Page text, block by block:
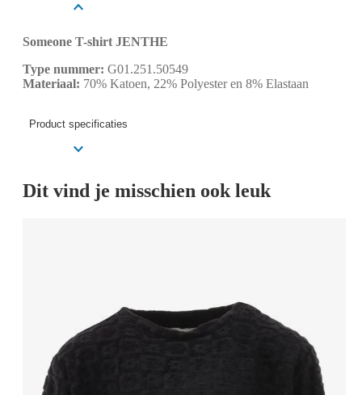
Someone T-shirt JENTHE
Type nummer: G01.251.50549
Materiaal: 70% Katoen, 22% Polyester en 8% Elastaan
Product specificaties
Dit vind je misschien ook leuk